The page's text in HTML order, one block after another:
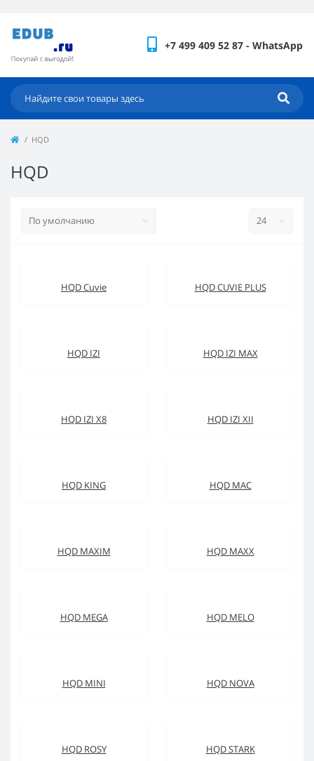
+7 499 409 52 87 - WhatsApp
HQD
HQD
HQD Cuvie HQD CUVIE PLUS
HQD IZI HQD IZI MAX
HQD IZI X8 HQD IZI XII
HQD KING HQD MAC
HQD MAXIM HQD MAXX
HQD MEGA HQD MELO
HQD MINI HQD NOVA
HQD ROSY HQD STARK